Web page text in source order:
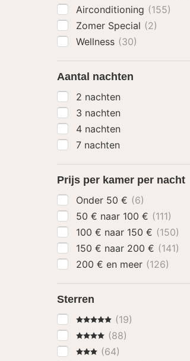
Airconditioning (155)
Zomer Special (2)
Wellness (30)
Aantal nachten
2 nachten
3 nachten
4 nachten
7 nachten
Prijs per kamer per nacht
Onder 50 € (6)
50 € naar 100 € (111)
100 € naar 150 € (150)
150 € naar 200 € (141)
200 € en meer (126)
Sterren
5 Sterren(19)
4 Sterren(88)
3 Sterren
(64)